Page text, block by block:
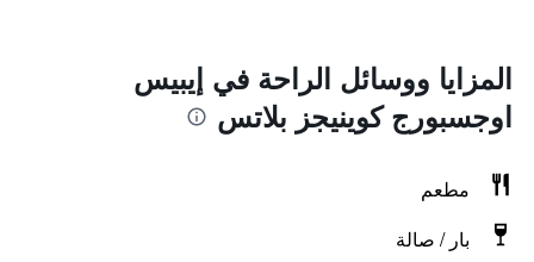
المزايا ووسائل الراحة في إيبيس
اوجسبورج كوينيجز بلاتس
مطعم
بار / صالة